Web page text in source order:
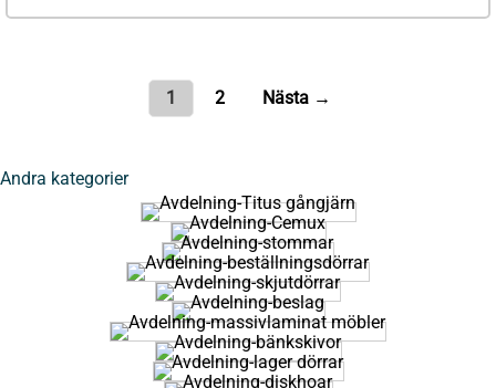
1 2 Nästa →
Andra kategorier